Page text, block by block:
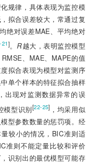
规律，具体表现为监控模
拟合误差较大，常通过复
绝对误差MAE、平均绝对
]。 R越大，表明监控模型
、MAE、MAPE的值
拟合表现为模型对监测序
单个样本的特征拟合抽样
出现对监测数据异常的误
模型识别[22-25] ，均采用似
型参数数量的惩罚项。经
较小的情况，BIC准则适
准则不能定量比较和评价
识别出的最优模型可能存